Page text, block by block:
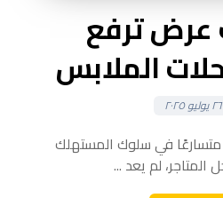
ترفع
الملابس
٢٦ يوليو ٢٠٢٥
في سلوك المستهلك
المتاجر، لم يعد ...